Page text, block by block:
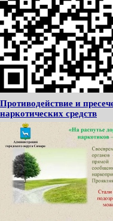
Противодействие и
наркотических средств